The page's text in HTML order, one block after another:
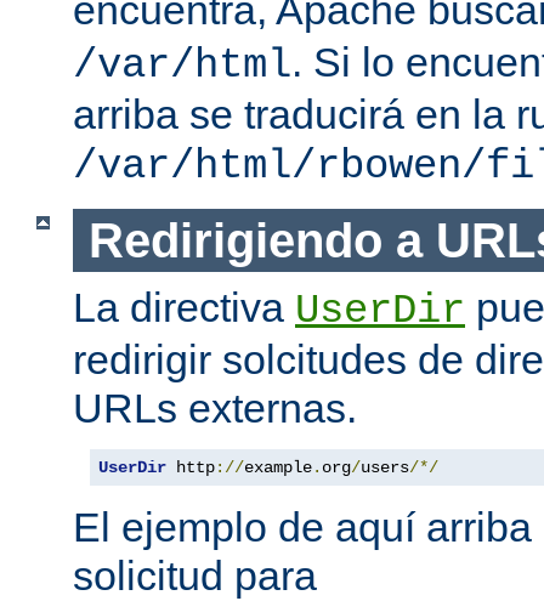
encuentra, Apache
/var/html. Si lo
arriba se traducirá en la
/var/html/rbowen/
Redirigiendo a
La directiva UserDir
redirigir solcitudes de
URLs externas.
UserDir http://example. org/users/*/
El ejemplo de aquí
solicitud para